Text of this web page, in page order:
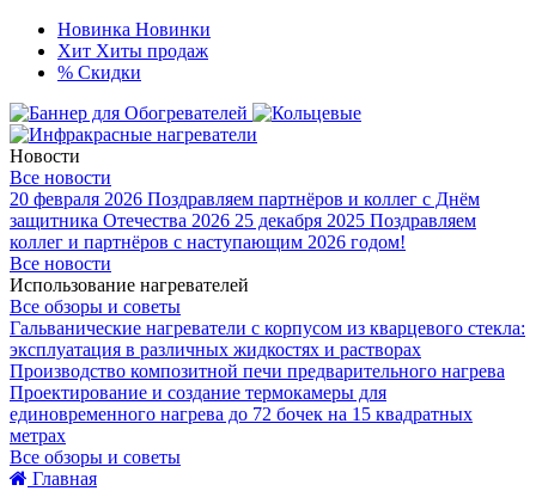
Новинка Новинки
Хит Хиты продаж
% Скидки
Новости
Все новости
20 февраля 2026 Поздравляем партнёров и коллег с Днём
защитника Отечества 2026 25 декабря 2025 Поздравляем
коллег и партнёров с наступающим 2026 годом!
Все новости
Использование нагревателей
Все обзоры и советы
Гальванические нагреватели с корпусом из кварцевого стекла:
эксплуатация в различных жидкостях и растворах
Производство композитной печи предварительного нагрева
Проектирование и создание термокамеры для
единовременного нагрева до 72 бочек на 15 квадратных
метрах
Все обзоры и советы
Главная